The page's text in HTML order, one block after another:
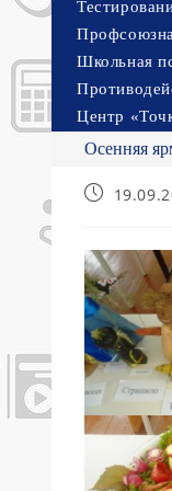
Школьная
Центр
Осенняя
Запись